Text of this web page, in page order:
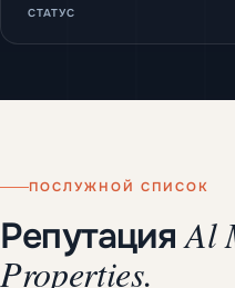
СТАТУС
ПОСЛУЖНОЙ СПИСОК
РепутацияAl
Properties.